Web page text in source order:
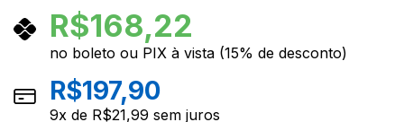
R$168,22
no boleto ou PIX à vista (15% de desconto)
R$197,90
9x de R$21,99 sem juros